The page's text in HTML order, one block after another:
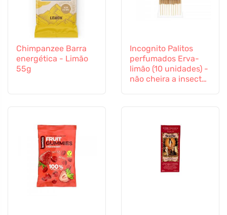
Chimpanzee Barra
energética - Limão
55g
Incognito Palitos
perfumados Erva-
limão (10 unidades) -
não cheira a insectos